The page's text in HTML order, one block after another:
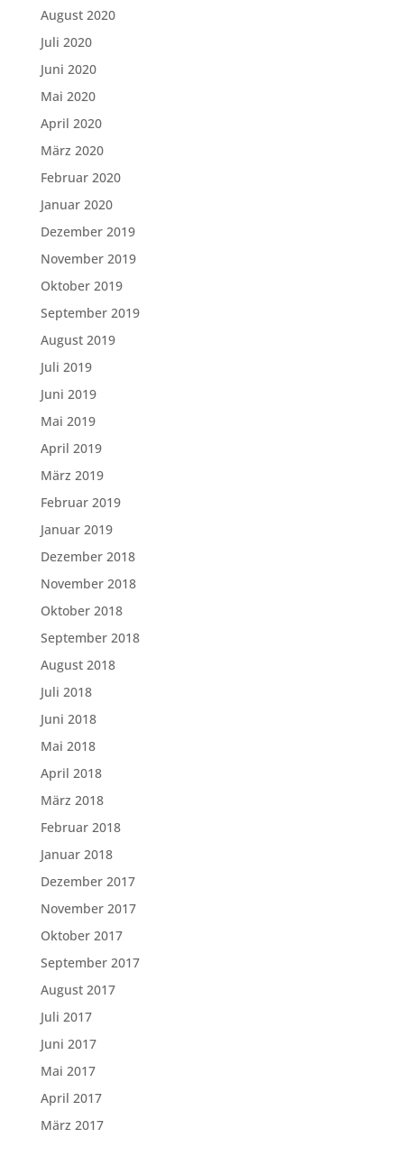
August 2020
Juli 2020
Juni 2020
Mai 2020
April 2020
März 2020
Februar 2020
Januar 2020
Dezember 2019
November 2019
Oktober 2019
September 2019
August 2019
Juli 2019
Juni 2019
Mai 2019
April 2019
März 2019
Februar 2019
Januar 2019
Dezember 2018
November 2018
Oktober 2018
September 2018
August 2018
Juli 2018
Juni 2018
Mai 2018
April 2018
März 2018
Februar 2018
Januar 2018
Dezember 2017
November 2017
Oktober 2017
September 2017
August 2017
Juli 2017
Juni 2017
Mai 2017
April 2017
März 2017